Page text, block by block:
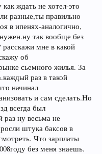
ждать не хотел-это
разные,ты правильно
в ипенях-аналогично,
так вообще без
расскажи мне в какой
об
сьемного жилья. За
раз в такой
начинал
и сам сделать.Но
всегда был
ну весьма не
штука баксов в
Что зарплаты
без меня знаешь.